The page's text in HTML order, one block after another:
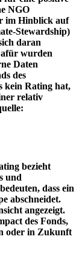
NGO
im Hinblick auf
Stewardship)
daran
wurden
Daten
des
kein Rating hat,
relativ
bezieht
und
dass ein
abschneidet.
angezeigt.
des Fonds,
oder in Zukunft